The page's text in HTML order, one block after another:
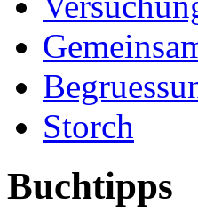
Storch
Buchtipps